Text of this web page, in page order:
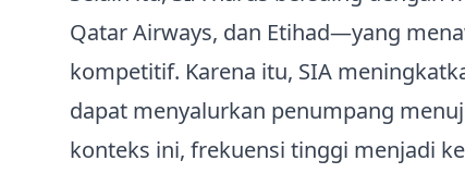
Qatar Airways, dan Etihad—yang
kompetitif. Karena itu, SIA
dapat menyalurkan penumpang
konteks ini, frekuensi tinggi menjadi